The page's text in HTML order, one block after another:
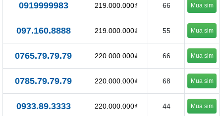
0919999983 219.000.000₫ 66 Mua sim
097.160.8888 219.000.000₫ 55 Mua sim
0765.79.79.79 220.000.000₫ 66 Mua sim
0785.79.79.79 220.000.000₫ 68 Mua sim
0933.89.3333 220.000.000₫ 44 Mua sim